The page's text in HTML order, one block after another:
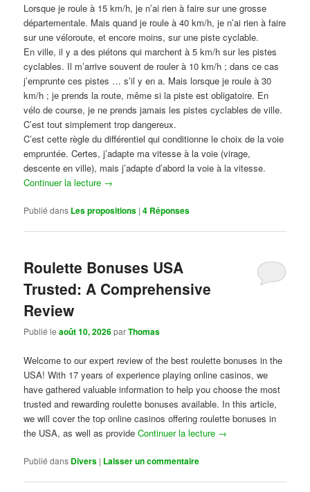
Lorsque je roule à 15 km/h, je n’ai rien à faire sur une grosse
départementale. Mais quand je roule à 40 km/h, je n’ai rien à faire
sur une véloroute, et encore moins, sur une piste cyclable.
En ville, il y a des piétons qui marchent à 5 km/h sur les pistes
cyclables. Il m’arrive souvent de rouler à 10 km/h ; dans ce cas
j’emprunte ces pistes … s’il y en a. Mais lorsque je roule à 30
km/h ; je prends la route, même si la piste est obligatoire. En
vélo de course, je ne prends jamais les pistes cyclables de ville.
C’est tout simplement trop dangereux.
C’est cette règle du différentiel qui conditionne le choix de la voie
empruntée. Certes, j’adapte ma vitesse à la voie (virage,
descente en ville), mais j’adapte d’abord la voie à la vitesse.
Continuer la lecture →
Publié dans Les propositions |4 Réponses
Roulette Bonuses USA
Trusted: A Comprehensive
Review
Publié leaoût 10, 2026parThomas
Welcome to our expert review of the best roulette bonuses in the
USA! With 17 years of experience playing online casinos, we
have gathered valuable information to help you choose the most
trusted and rewarding roulette bonuses available. In this article,
we will cover the top online casinos offering roulette bonuses in
the USA, as well as provideContinuer la lecture →
Publié dans Divers | Laisser un commentaire